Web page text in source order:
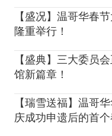
【盛况】温哥华春
隆重举行！
【盛典】三大委员
馆新篇章！
【瑞雪送福】温哥
庆成功申遗后的首个